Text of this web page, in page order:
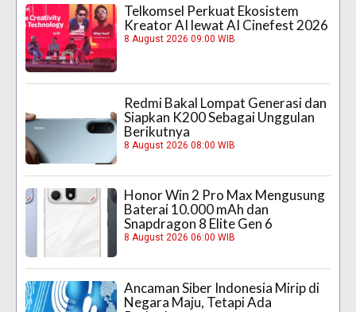
Telkomsel Perkuat Ekosistem
Kreator AI lewat AI Cinefest 2026
8 August 2026 09:00 WIB
Redmi Bakal Lompat Generasi dan
Siapkan K200 Sebagai Unggulan
Berikutnya
8 August 2026 08:00 WIB
Honor Win 2 Pro Max Mengusung
Baterai 10.000 mAh dan
Snapdragon 8 Elite Gen 6
8 August 2026 06:00 WIB
Ancaman Siber Indonesia Mirip di
Negara Maju, Tetapi Ada